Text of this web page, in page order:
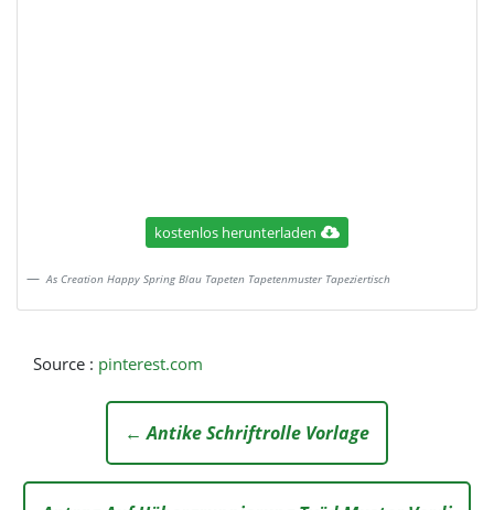
kostenlos herunterladen
As Creation Happy Spring Blau Tapeten Tapetenmuster Tapeziertisch
Source : pinterest.com
← Antike Schriftrolle Vorlage